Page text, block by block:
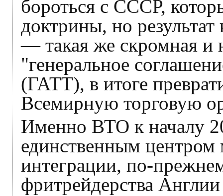
бороться с СССР,
доктрины, но
— такая же скромная и
"генеральное
(ГАТТ), в итоге
Всемирную торговую
Именно ВТО к началу
единственным
интеграции, по-
фритрейдерства